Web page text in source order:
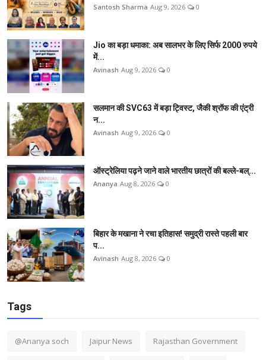
Santosh Sharma Aug 9, 2026 0
Jio का बड़ा धमाका: अब सालभर के लिए सिर्फ 2000 रुपये
में...
Avinash Aug 9, 2026 0
सलमान की SVC63 में बड़ा ट्विस्ट, जैकी श्रॉफ की एंट्री
न...
Avinash Aug 9, 2026 0
ऑस्ट्रेलिया पढ़ने जाने वाले भारतीय छात्रों की बल्ले-बल्...
Ananya Aug 8, 2026 0
बिहार के मखाना ने रचा इतिहास! समुद्री रास्ते पहली बार
प...
Avinash Aug 8, 2026 0
Tags
@Ananya soch Jaipur News Rajasthan Government